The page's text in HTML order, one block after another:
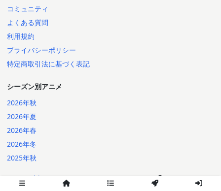
コミュニティ
よくある質問
利用規約
プライバシーポリシー
特定商取引法に基づく表記
シーズン別アニメ
2026年秋
2026年夏
2026年春
2026年冬
2025年秋
言語: 日本語 English
2014-2026 Annict